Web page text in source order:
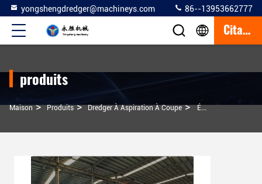
yongshengdredger@machineys.com 86--13953662777
Citation
produits
Maison > Produits > Dredger À Aspiration À Coupe > Équipement De Dragage De Lacs Pour Le Projet De Dragage De Sable